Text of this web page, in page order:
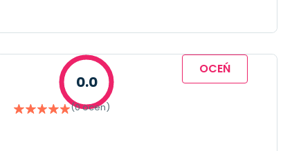
0.0
(0 ocen)
OCEŃ